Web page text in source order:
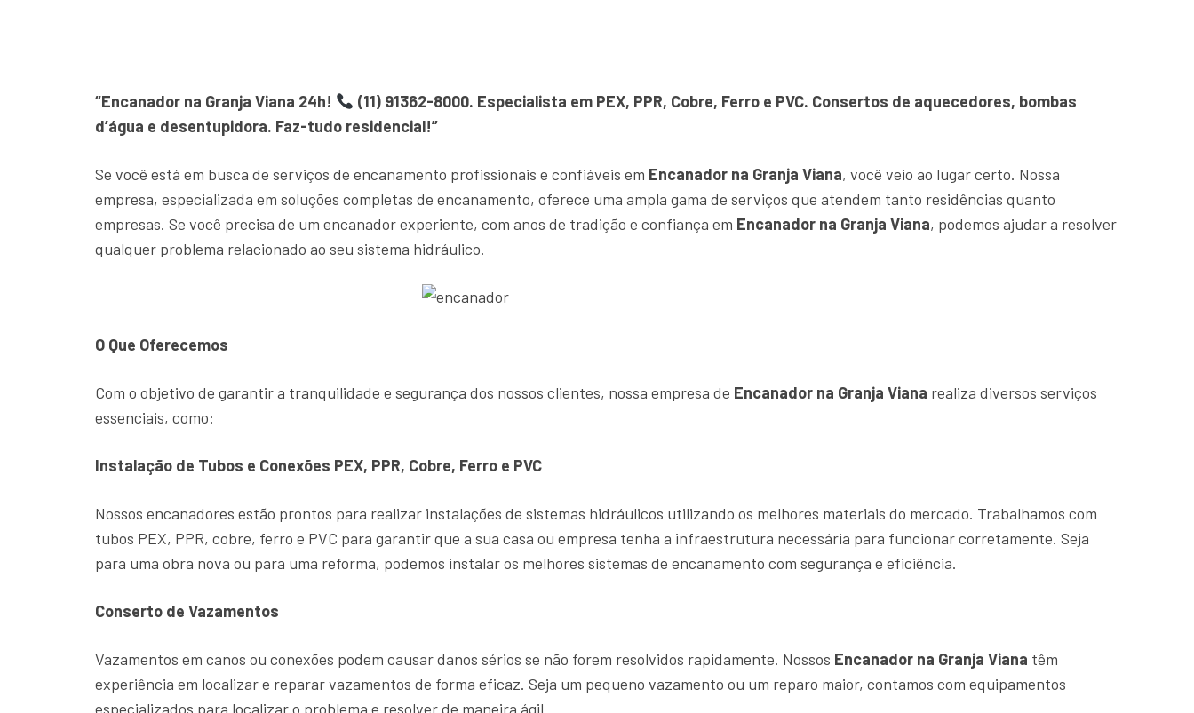
“Encanador na Granja Viana 24h!
(11) 91362-8000. Especialista em PEX, PPR, Cobre, Ferro e PVC. Consertos de aquecedores, bombas
d’água e desentupidora. Faz-tudo residencial!”
Se você está em busca de serviços de encanamento profissionais e confiáveis em Encanador na Granja Viana, você veio ao lugar certo. Nossa
empresa, especializada em soluções completas de encanamento, oferece uma ampla gama de serviços que atendem tanto residências quanto
empresas. Se você precisa de um encanador experiente, com anos de tradição e confiança em Encanador na Granja Viana, podemos ajudar a resolver
qualquer problema relacionado ao seu sistema hidráulico.
O Que Oferecemos
Com o objetivo de garantir a tranquilidade e segurança dos nossos clientes, nossa empresa de Encanador na Granja Viana realiza diversos serviços
essenciais, como:
Instalação de Tubos e Conexões PEX, PPR, Cobre, Ferro e PVC
Nossos encanadores estão prontos para realizar instalações de sistemas hidráulicos utilizando os melhores materiais do mercado. Trabalhamos com
tubos PEX, PPR, cobre, ferro e PVC para garantir que a sua casa ou empresa tenha a infraestrutura necessária para funcionar corretamente. Seja
para uma obra nova ou para uma reforma, podemos instalar os melhores sistemas de encanamento com segurança e eficiência.
Conserto de Vazamentos
Vazamentos em canos ou conexões podem causar danos sérios se não forem resolvidos rapidamente. Nossos Encanador na Granja Viana têm
experiência em localizar e reparar vazamentos de forma eficaz. Seja um pequeno vazamento ou um reparo maior, contamos com equipamentos
especializados para localizar o problema e resolver de maneira ágil.